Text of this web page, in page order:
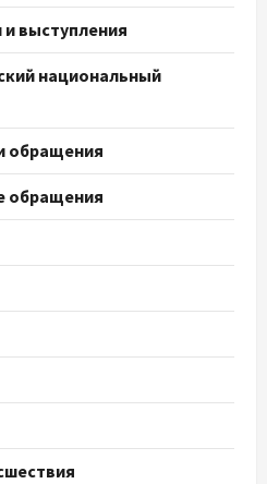
выступления
национальный
обращения
обращения